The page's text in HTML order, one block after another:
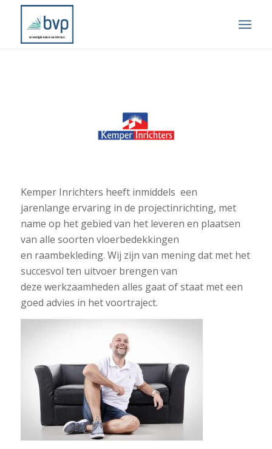
Kemper Inrichters heeft inmiddels een
jarenlange ervaring in de projectinrichting, met
name op het gebied van het leveren en plaatsen
van alle soorten vloerbedekkingen
en raambekleding. Wij zijn van mening dat met het
succesvol ten uitvoer brengen van
deze werkzaamheden alles gaat of staat met een
goed advies in het voortraject.